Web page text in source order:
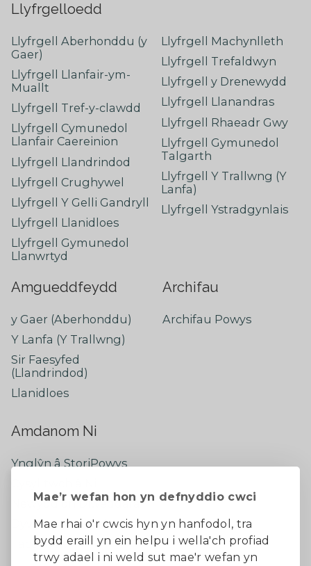
Mae’r wefan hon yn defnyddio cwci
Mae rhai o'r cwcis hyn yn hanfodol, tra
bydd eraill yn ein helpu i wella'ch profiad
trwy adael i ni weld sut mae'r wefan yn
Llyfrgelloedd
Llyfrgell Aberhonddu (y
Gaer)
Llyfrgell Llanfair-ym-
Muallt
Llyfrgell Tref-y-clawdd
Llyfrgell Cymunedol
Llanfair Caereinion
Llyfrgell Llandrindod
Llyfrgell Crughywel
Llyfrgell Y Gelli Gandryll
Llyfrgell Llanidloes
Llyfrgell Gymunedol
Llanwrtyd
Llyfrgell Machynlleth
Llyfrgell Trefaldwyn
Llyfrgell y Drenewydd
Llyfrgell Llanandras
Llyfrgell Rhaeadr Gwy
Llyfrgell Gymunedol
Talgarth
Llyfrgell Y Trallwng (Y
Lanfa)
Llyfrgell Ystradgynlais
Amgueddfeydd
y Gaer (Aberhonddu)
Y Lanfa (Y Trallwng)
Sir Faesyfed
(Llandrindod)
Llanidloes
Archifau
Archifau Powys
Amdanom Ni
Ynglŷn â StoriPowys
Newyddion Diweddaraf
Dywedwch eich barn
Facebook